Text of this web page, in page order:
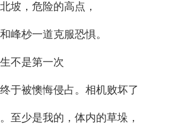
坡，危险的高点，
峰杪一道克服恐惧。
不是第一次
于被懊悔侵占。相机败坏了
至少是我的，体内的草垛，